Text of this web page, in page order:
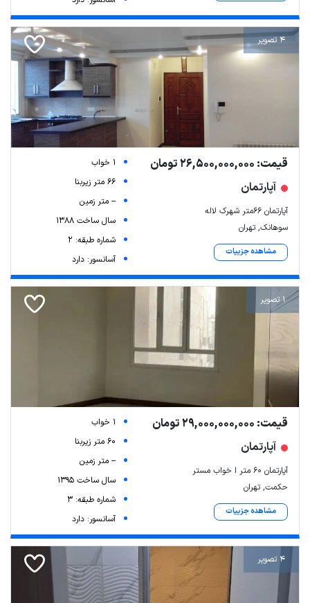
4 تصویر
قیمت: 26,500,000,000 تومان
آپارتمان
آپارتمان ۶۶متر شهرک لاله
سوهانک, تهران
مشاهده جزییات
1 خواب
66 متر زیربنا
-- متر زمین
سال ساخت 1388
شماره طبقه: 2
آسانسور: دارد
1 تصویر
قیمت: 29,000,000,000 تومان
آپارتمان
آپارتمان ۶۰ متر ا خواب مستر
حکمت, تهران
مشاهده جزییات
1 خواب
60 متر زیربنا
-- متر زمین
سال ساخت 1395
شماره طبقه: 3
آسانسور: دارد
4 تصویر